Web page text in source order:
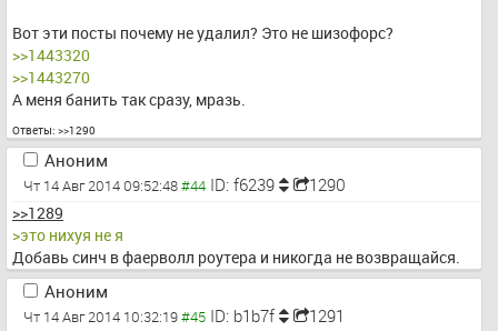
Вот эти посты почему не удалил? Это не шизофорс?
>>1443320
>>1443270
А меня банить так сразу, мразь.
Ответы: >>1290
Аноним
Чт 14 Авг 2014 09:52:48 ID: f6239 1290
>>1289
>это нихуя не я
Добавь синч в фаерволл роутера и никогда не возвращайся.
Аноним
Чт 14 Авг 2014 10:32:19 ID: b1b7f 1291